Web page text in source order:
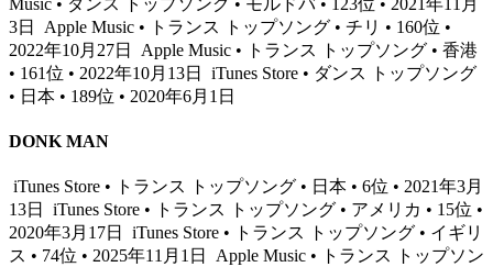
Music • ダンス トップソング • モルドバ • 123位 • 2021年11月
3日
Apple Music • トランス トップソング • チリ • 160位 •
2022年10月27日
Apple Music • トランス トップソング • 香港
• 161位 • 2022年10月13日
iTunes Store • ダンス トップソング
• 日本 • 189位 • 2020年6月1日
DONK MAN
iTunes Store • トランス トップソング • 日本 • 6位 • 2021年3月
13日
iTunes Store • トランス トップソング • アメリカ • 15位 •
2020年3月17日
iTunes Store • トランス トップソング • イギリ
ス • 74位 • 2025年11月1日
Apple Music • トランス トップソン